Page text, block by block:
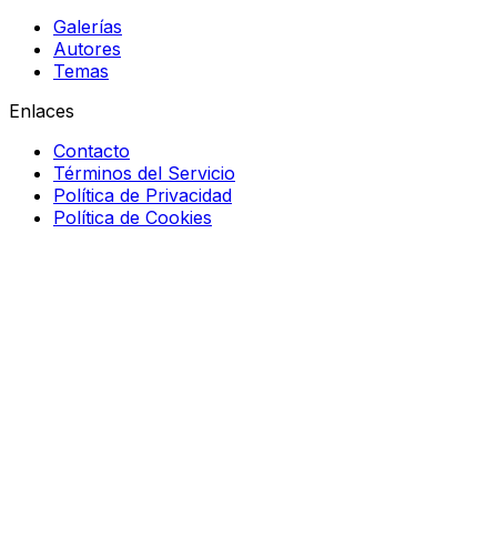
Galerías
Autores
Temas
Enlaces
Contacto
Términos del Servicio
Política de Privacidad
Política de Cookies